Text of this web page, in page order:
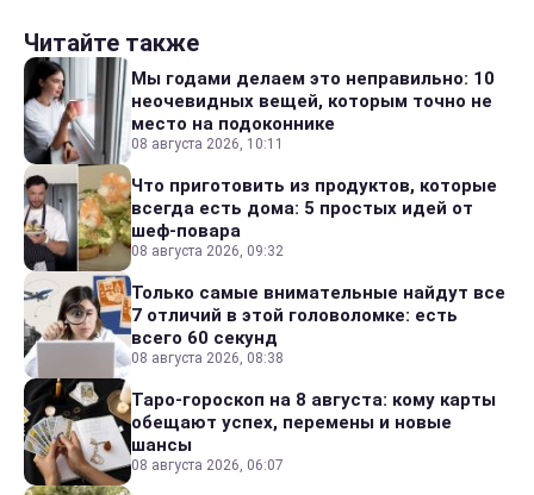
Читайте также
Мы годами делаем это неправильно: 10
неочевидных вещей, которым точно не
место на подоконнике
08 августа 2026, 10:11
Что приготовить из продуктов, которые
всегда есть дома: 5 простых идей от
шеф-повара
08 августа 2026, 09:32
Только самые внимательные найдут все
7 отличий в этой головоломке: есть
всего 60 секунд
08 августа 2026, 08:38
Таро-гороскоп на 8 августа: кому карты
обещают успех, перемены и новые
шансы
08 августа 2026, 06:07